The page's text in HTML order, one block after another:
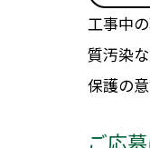
工事中
質汚染
保護の
ご応